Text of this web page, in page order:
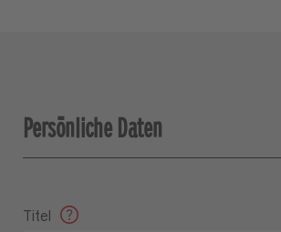
Persönliche Daten
Titel